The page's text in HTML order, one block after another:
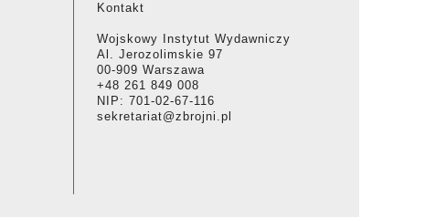
Kontakt
Wojskowy Instytut Wydawniczy
Al. Jerozolimskie 97
00-909 Warszawa
+48 261 849 008
NIP: 701-02-67-116
sekretariat@zbrojni.pl